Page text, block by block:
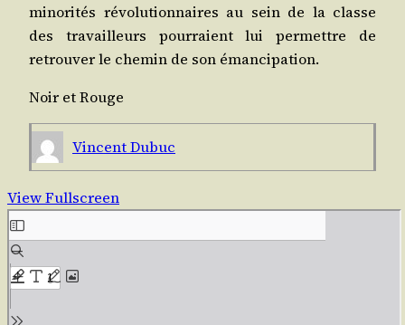
mino­ri­tés révo­lu­tion­naires au sein de la classe
des tra­vailleurs pour­raient lui per­mettre de
retrou­ver le che­min de son émancipation.
Noir et Rouge
Vincent Dubuc
View Fullscreen